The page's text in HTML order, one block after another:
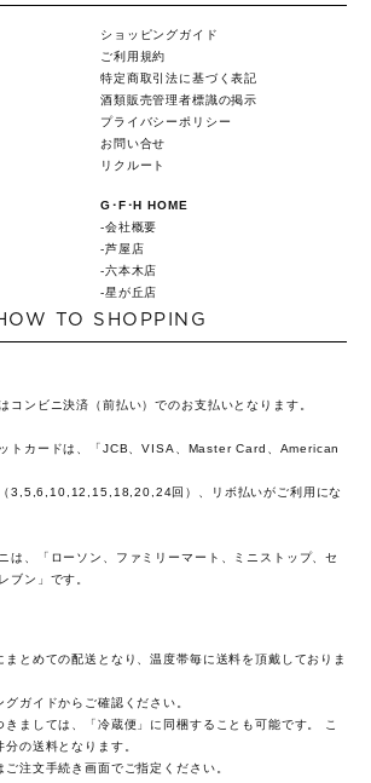
ショッピングガイド
ご利用規約
特定商取引法に基づく表記
酒類販売管理者標識の掲示
プライバシーポリシー
お問い合せ
リクルート
G･F･H HOME
会社概要
芦屋店
六本木店
星が丘店
TO SHOPPING
コンビニ決済（前払い）でのお支払いとなります。
トカードは、「JCB、VISA、Master Card、American
3,5,6,10,12,15,18,20,24回）、リボ払いがご利用にな
は、「ローソン、ファミリーマート、ミニストップ、セ
ブン」です。
まとめての配送となり、温度帯毎に送料を頂戴しておりま
グガイドからご確認ください。
きましては、「冷蔵便」に同梱することも可能です。 こ
の送料となります。
注文手続き画面でご指定ください。